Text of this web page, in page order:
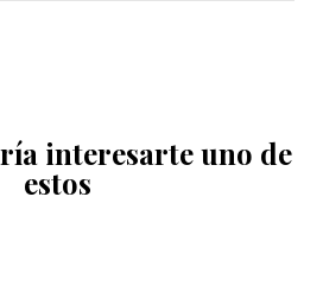
interesarte uno de
estos